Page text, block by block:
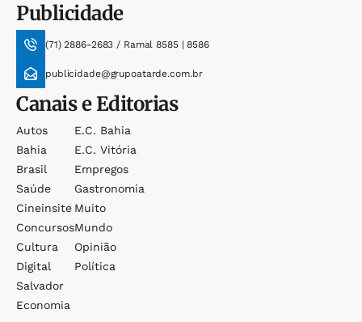
Publicidade
(71) 2886-2683 / Ramal 8585 | 8586
publicidade@grupoatarde.com.br
Canais e Editorias
Autos
Bahia
Brasil
Saúde
Cineinsite
Concursos
Cultura
Digital
Salvador
Economia
E.c. Bahia
E.c. Vitória
Empregos
Gastronomia
Muito
Mundo
Opinião
Política